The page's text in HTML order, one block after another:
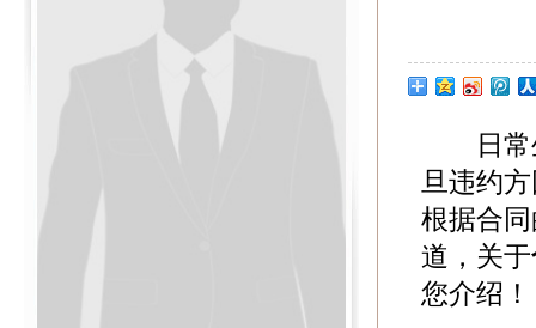
日常生
旦违约
根据合
道，关于
您介绍！